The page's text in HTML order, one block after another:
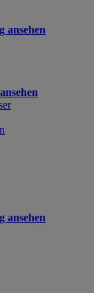
ansehen
ansehen